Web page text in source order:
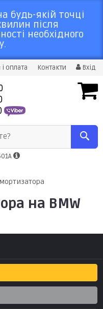
будь-якій точці
після
необхідного
оплата Контакти Вхід
на BMW